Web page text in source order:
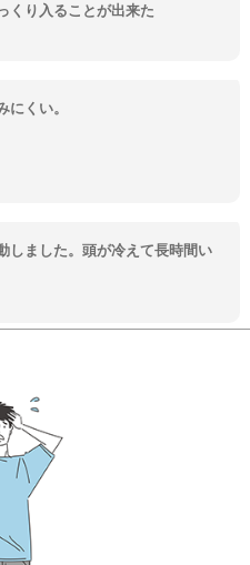
くり入ることが出来た
くい。
しました。頭が冷えて長時間い